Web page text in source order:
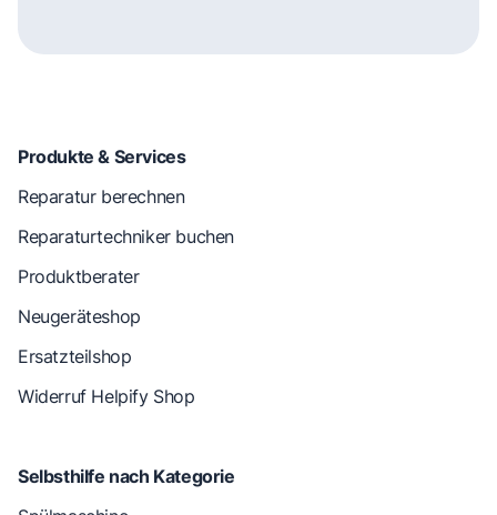
Produkte & Services
Reparatur berechnen
Reparaturtechniker buchen
Produktberater
Neugeräteshop
Ersatzteilshop
Widerruf Helpify Shop
Selbsthilfe nach Kategorie